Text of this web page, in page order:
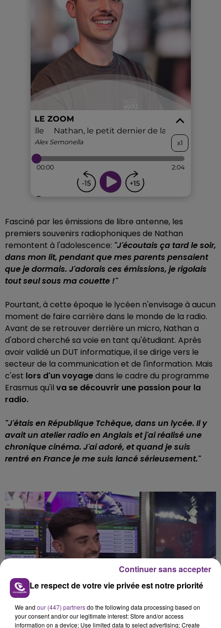
Fasciné par les émissions de libre antenne, les
premiers souvenirs radiophoniques de Nathan
remontent à l'adolescence: "J'écoutais ça tard le soir,
dans mon lit, pendant que mes parents pensaient
que je dormais. J'adorais ces émissions, je rigolais
tout seul sous ma couette !"
Pourtant, à cette époque le lycéen n'envisage à aucun
moment de faire carrière dans le monde de la radio.
Avant de se retrouver derrière un micro, Nathan a
d'abord cherché sa voie en tant qu'étudiant. Après
avoir validé un DUT informatique, il se dirige vers le
secteur de la communication et de l'information. Mais
c'est lors d'un voyagedans le cadre du programme
Erasmus qu'il va se découvrir une passion pour la
radio.
"J'étais en République Tchèque, dans un lycée. Il y
avait un atelier radio en Anglais et j'ai réalisé une
chronique cinéma. J'ai adoré, et quand je suis
rentré en France je me suis lancé sérieusement."
Le respect de votre vie privée est notre priorité
We and our (447) partnersdo the following data processing based on
your consent and/or our legitimate interest: Store and/or access
information on a device; Use limited data to select advertising; Create
Continuer sans accepter